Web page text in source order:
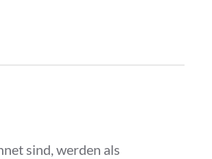
sind, werden als